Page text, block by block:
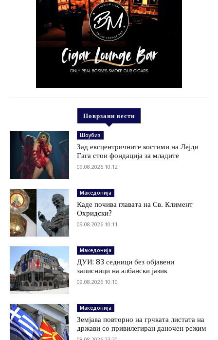
Поврзани вести
Шоубиз
Зад ексцентричните костими на Лејди
Гага стои фондација за младите
09.08.2026 10:12
Македонија
Каде почива главата на Св. Климент
Охридски?
09.08.2026 10:11
Македонија
ДУИ: 83 седници без објавени
записници на албански јазик
09.08.2026 10:10
Македонија
Земјава повторно на грчката листата на
држави со привилегиран даночен режим